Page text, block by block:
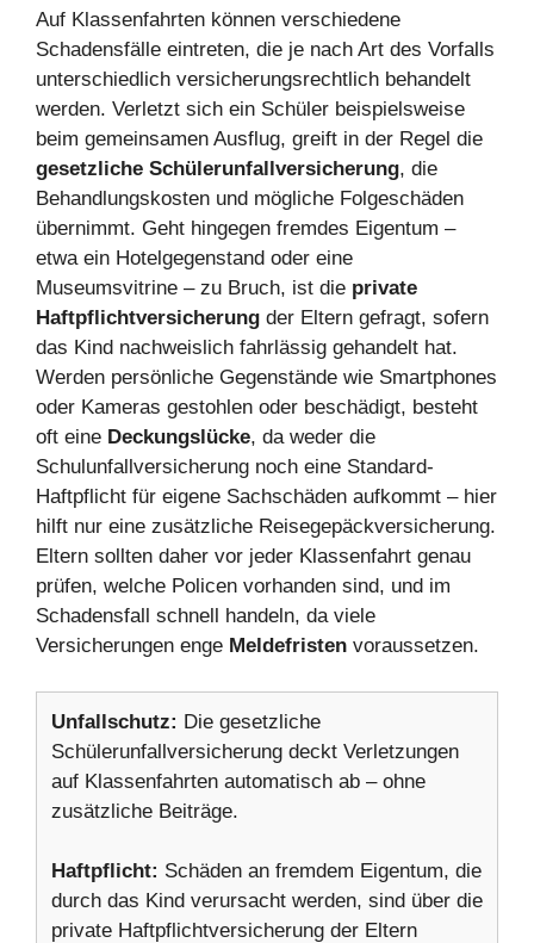
Auf Klassenfahrten können verschiedene
Schadensfälle eintreten, die je nach Art des Vorfalls
unterschiedlich versicherungsrechtlich behandelt
werden. Verletzt sich ein Schüler beispielsweise
beim gemeinsamen Ausflug, greift in der Regel die
gesetzliche Schülerunfallversicherung, die
Behandlungskosten und mögliche Folgeschäden
übernimmt. Geht hingegen fremdes Eigentum –
etwa ein Hotelgegenstand oder eine
Museumsvitrine – zu Bruch, ist die private
Haftpflichtversicherung der Eltern gefragt, sofern
das Kind nachweislich fahrlässig gehandelt hat.
Werden persönliche Gegenstände wie Smartphones
oder Kameras gestohlen oder beschädigt, besteht
oft eine Deckungslücke, da weder die
Schulunfallversicherung noch eine Standard-
Haftpflicht für eigene Sachschäden aufkommt – hier
hilft nur eine zusätzliche Reisegepäckversicherung.
Eltern sollten daher vor jeder Klassenfahrt genau
prüfen, welche Policen vorhanden sind, und im
Schadensfall schnell handeln, da viele
Versicherungen enge Meldefristen voraussetzen.
Unfallschutz: Die gesetzliche
Schülerunfallversicherung deckt Verletzungen
auf Klassenfahrten automatisch ab – ohne
zusätzliche Beiträge.
Haftpflicht: Schäden an fremdem Eigentum, die
durch das Kind verursacht werden, sind über die
private Haftpflichtversicherung der Eltern